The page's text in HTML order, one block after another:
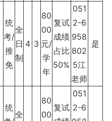
统
考/
推
免
全
日
制
4 3
80
00
元/
学
年
复试
成绩
占比
50%
051
2-6
958
802
5江
老师
是
统
全
80
00
复试
051
2-6